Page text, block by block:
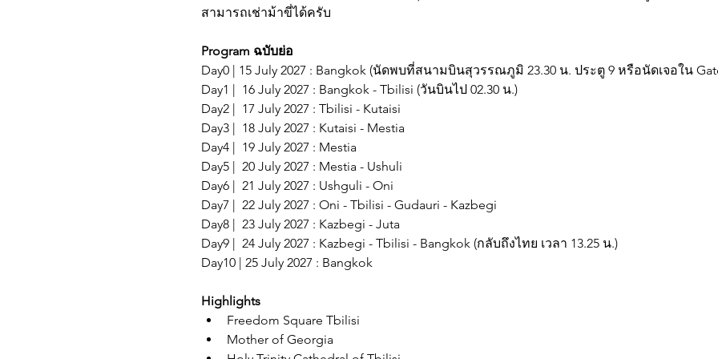
สามารถเช่าม้าขี่ได้ครับ
Program ฉบับย่อ
Day0 | 15 July 2027 : Bangkok (นัดพบที่สนามบินสุวรรณภูมิ 23.30 น. ประตู 9 หรือนัดเจอใน
Day1 |  16 July 2027 : Bangkok - Tbilisi (วันบินไป 02.30 น.)
Day2 |  17 July 2027 : Tbilisi - Kutaisi
Day3 |  18 July 2027 : Kutaisi - Mestia
Day4 |  19 July 2027 : Mestia
Day5 |  20 July 2027 : Mestia - Ushuli
Day6 |  21 July 2027 : Ushguli - Oni
Day7 |  22 July 2027 : Oni - Tbilisi - Gudauri - Kazbegi
Day8 |  23 July 2027 : Kazbegi - Juta
Day9 |  24 July 2027 : Kazbegi - Tbilisi - Bangkok (กลับถึงไทย เวลา 13.25 น.)
Day10 | 25 July 2027 : Bangkok
Highlights
Freedom Square Tbilisi
Mother of Georgia